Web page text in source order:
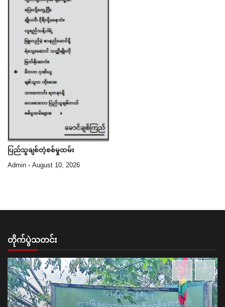
ပြည်သူချစ်တဲ့စစ်မှုထမ်း
Admin August 10, 2026
တိုက်ပွဲသတင်း